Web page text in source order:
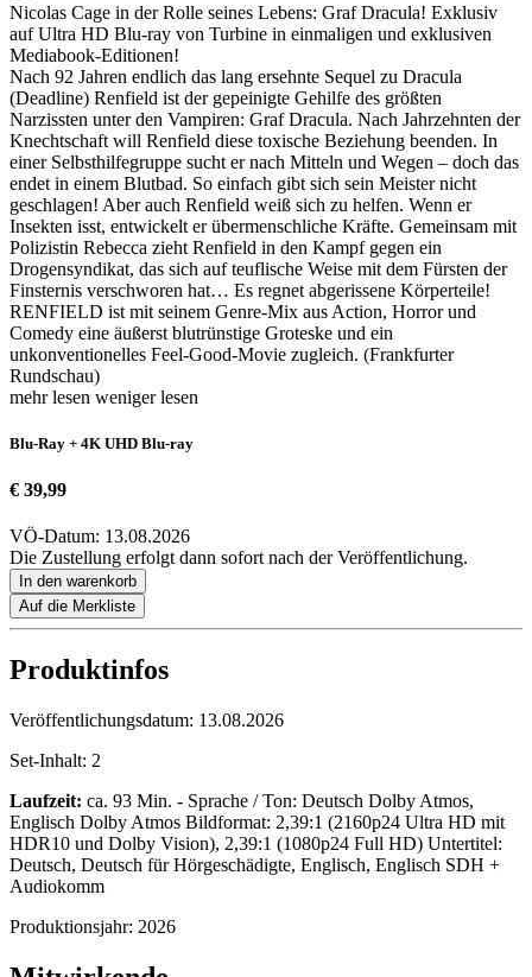
Nicolas Cage in der Rolle seines Lebens: Graf Dracula! Exklusiv
auf Ultra HD Blu-ray von Turbine in einmaligen und exklusiven
Mediabook-Editionen!
Nach 92 Jahren endlich das lang ersehnte Sequel zu Dracula
(Deadline) Renfield ist der gepeinigte Gehilfe des größten
Narzissten unter den Vampiren: Graf Dracula. Nach Jahrzehnten der
Knechtschaft will Renfield diese toxische Beziehung beenden. In
einer Selbsthilfegruppe sucht er nach Mitteln und Wegen – doch das
endet in einem Blutbad. So einfach gibt sich sein Meister nicht
geschlagen! Aber auch Renfield weiß sich zu helfen. Wenn er
Insekten isst, entwickelt er übermenschliche Kräfte. Gemeinsam mit
Polizistin Rebecca zieht Renfield in den Kampf gegen ein
Drogensyndikat, das sich auf teuflische Weise mit dem Fürsten der
Finsternis verschworen hat… Es regnet abgerissene Körperteile!
RENFIELD ist mit seinem Genre-Mix aus Action, Horror und
Comedy eine äußerst blutrünstige Groteske und ein
unkonventionelles Feel-Good-Movie zugleich. (Frankfurter
Rundschau)
mehr lesen weniger lesen
Blu-Ray + 4K UHD Blu-ray
€ 39,99
VÖ-Datum: 13.08.2026
Die Zustellung erfolgt dann sofort nach der Veröffentlichung.
In den warenkorb
Auf die Merkliste
Produktinfos
Veröffentlichungsdatum: 13.08.2026
Set-Inhalt: 2
Laufzeit: ca. 93 Min. - Sprache / Ton: Deutsch Dolby Atmos,
Englisch Dolby Atmos Bildformat: 2,39:1 (2160p24 Ultra HD mit
HDR10 und Dolby Vision), 2,39:1 (1080p24 Full HD) Untertitel:
Deutsch, Deutsch für Hörgeschädigte, Englisch, Englisch SDH +
Audiokomm
Produktionsjahr: 2026